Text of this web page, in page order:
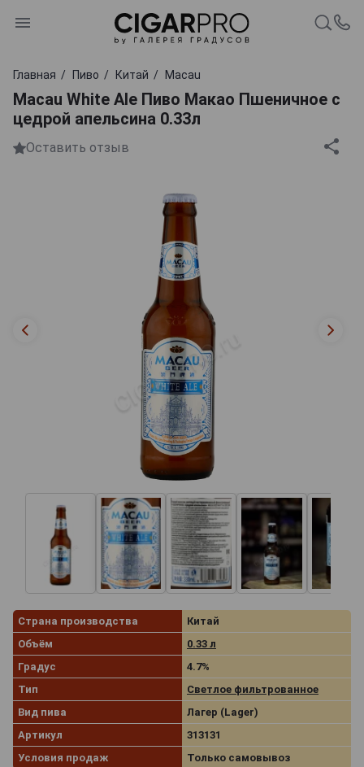
Главная Пиво Китай Macau
Macau White Ale Пиво Макао Пшеничное с
цедрой апельсина 0.33л
Оставить отзыв
Страна производства
Китай
Объём
0.33 л
Градус
4.7%
Тип
Светлое фильтрованное
Вид пива
Лагер (Lager)
Артикул
313131
Условия продаж
Только самовывоз